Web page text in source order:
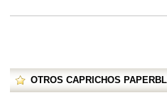
OTROS CAPRICHOS